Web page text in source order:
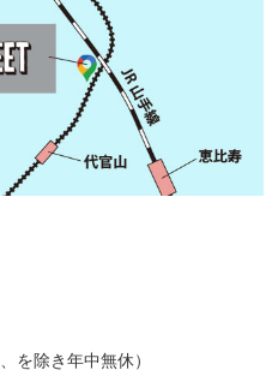
を除き年中無休）